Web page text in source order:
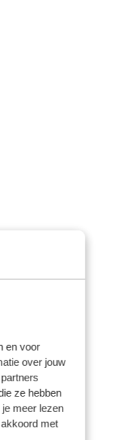
en voor
over jouw
ze hebben
meer lezen
met